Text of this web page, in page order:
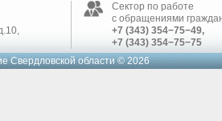
Сектор по работе
с обращениями
+7 (343) 354−75−49,
+7 (343) 354−75−75
Свердловской области © 2026